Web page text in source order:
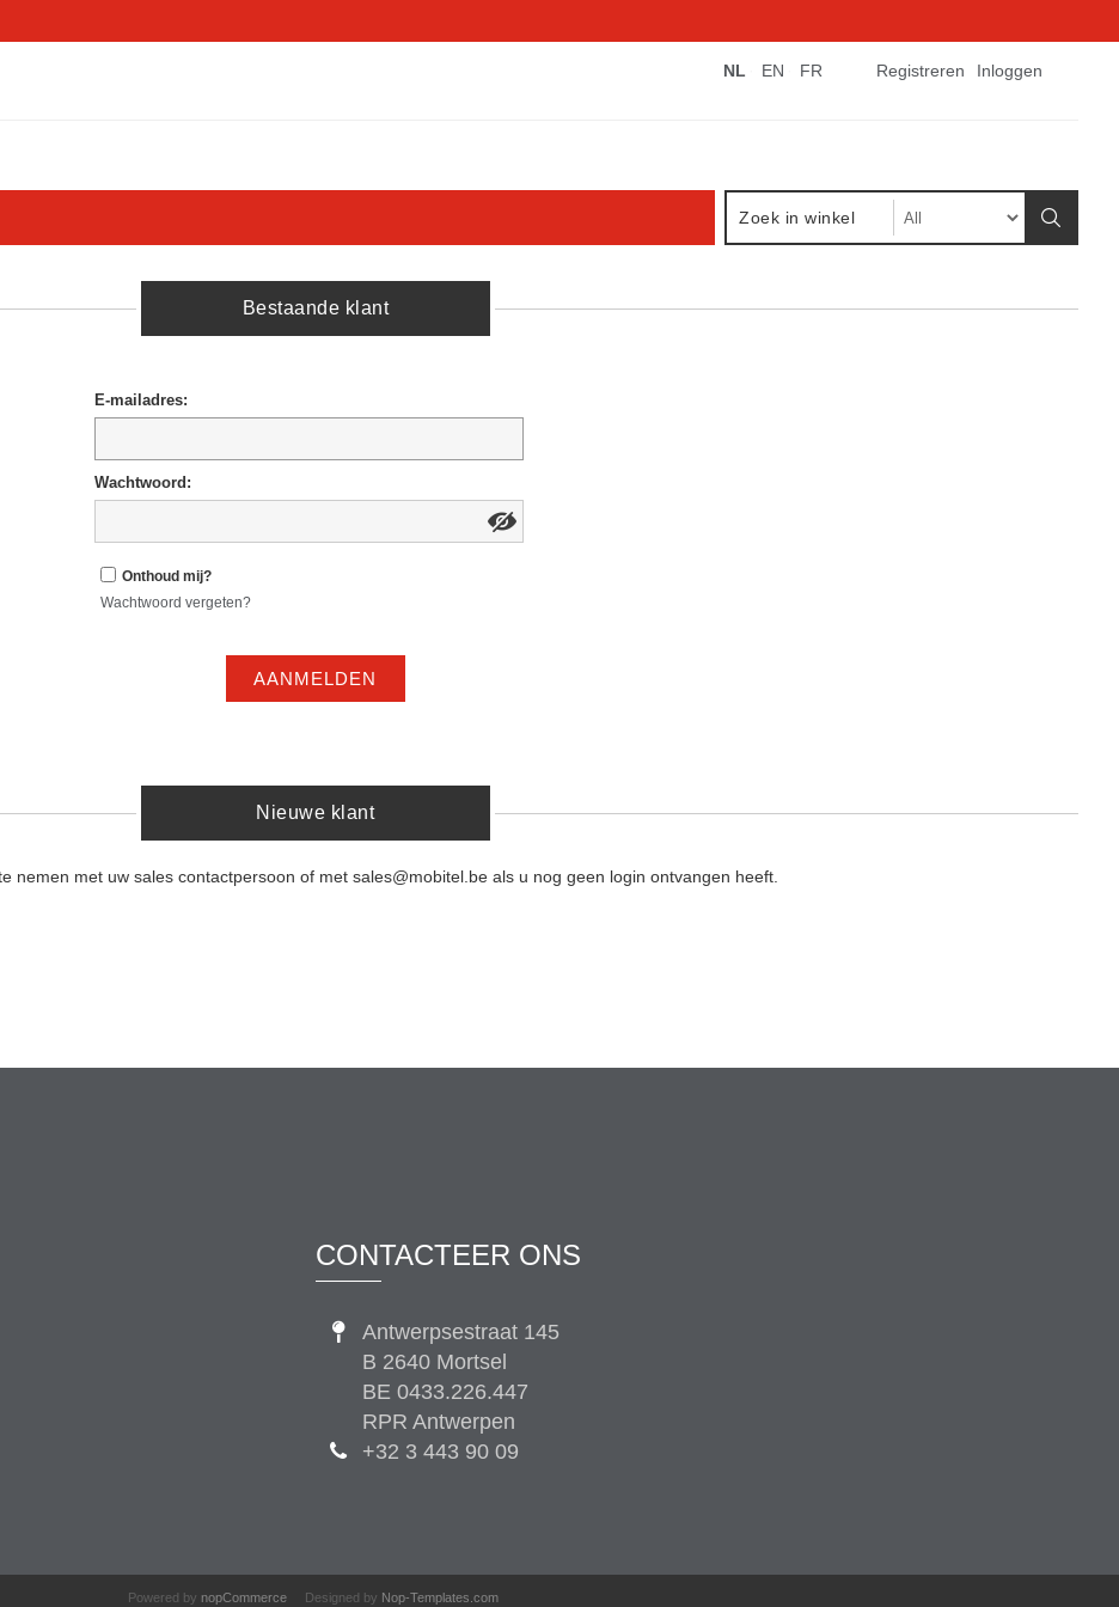
Registreren Inloggen
NL EN FR
Bestaande klant
E-mailadres:
Wachtwoord:
Onthoud mij?
Wachtwoord vergeten?
AANMELDEN
Nieuwe klant
nemen met uw sales contactpersoon of met sales@mobitel.be als u nog geen login ontvangen heeft.
CONTACTEER ONS
Antwerpsestraat 145
B 2640 Mortsel
BE 0433.226.447
RPR Antwerpen
+32 3 443 90 09
Powered by nopCommerce Designed by Nop-Templates.com